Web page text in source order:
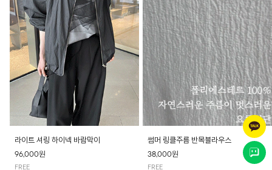
라이트 셔링 하이넥 바람막이
96,000원
FREE
썸머 링클주름 반목블라우스
38,000원
FREE